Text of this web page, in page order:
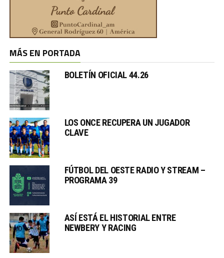
MÁS EN PORTADA
BOLETÍN OFICIAL 44.26
LOS ONCE RECUPERA UN JUGADOR
CLAVE
FÚTBOL DEL OESTE RADIO Y STREAM –
PROGRAMA 39
ASÍ ESTÁ EL HISTORIAL ENTRE
NEWBERY Y RACING